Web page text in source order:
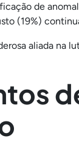
de
(19%)
aliada na